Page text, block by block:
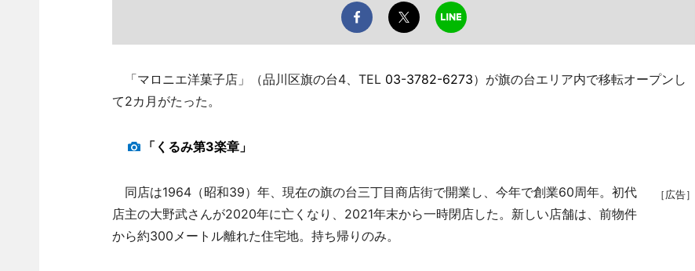
「マロニエ洋菓子店」（品川区旗の台4、TEL 03-3782-6273）が旗の台エリア内で移転オープンし
て2カ月がたった。
「くるみ第3楽章」
［広告］
同店は1964（昭和39）年、現在の旗の台三丁目商店街で開業し、今年で創業60周年。初代
店主の大野武さんが2020年に亡くなり、2021年末から一時閉店した。新しい店舗は、前物件
から約300メートル離れた住宅地。持ち帰りのみ。